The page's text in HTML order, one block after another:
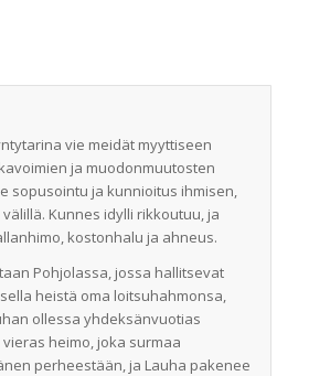
vie meidät myyttiseen
ja muodonmuutosten
sopusointu ja kunnioitus ihmisen,
Kunnes idylli rikkoutuu, ja
kostonhalu ja ahneus.
Pohjolassa, jossa hallitsevat
heistä oma loitsuhahmonsa,
ollessa yhdeksänvuotias
heimo, joka surmaa
perheestään, ja Lauha pakenee